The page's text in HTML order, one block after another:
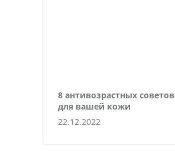
8 антивозрастных советов
для вашей кожи
22.12.2022